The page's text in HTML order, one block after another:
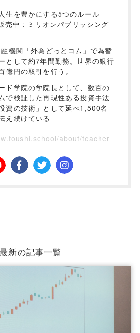
生を豊かにする5つのルール
売中：ミリオンパブリッシング
機関「外為どっとコム」で為替
として約7年間勤務。世界の銀行
億円の取引を行う。
ド学院の学院長として、数百の
で検証した再現性ある投資手法
資の技術」として延べ1,500名
え続けている
about/teacher
最新の記事一覧